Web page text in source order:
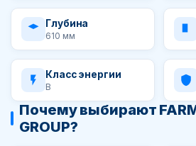
Глубина
610 мм
Класс энергии
B
Почему выбирают
GROUP?